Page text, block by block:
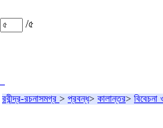
/৫
রবীন্দ্র-রচনাসমগ্র > প্রবন্ধ> কালান্তর> বিবেচনা